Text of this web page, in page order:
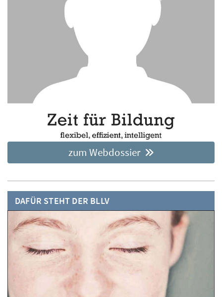
zum Webdossier
DAFÜR STEHT DER BLLV